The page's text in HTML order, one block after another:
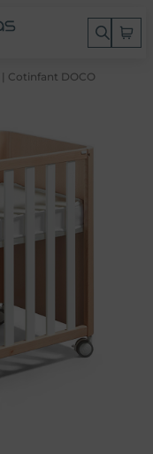
| Cotinfant DOCO